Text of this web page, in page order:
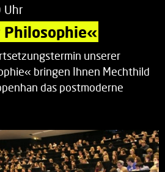
Uhr
unserer
bringen Ihnen Mechthild
das postmoderne